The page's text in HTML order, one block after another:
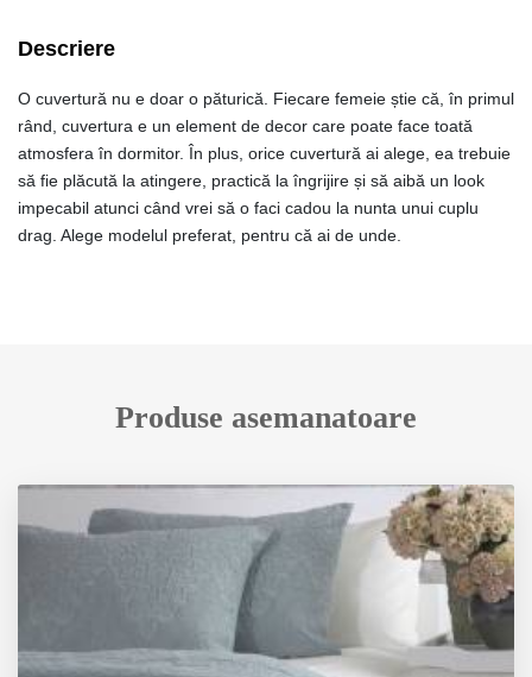
Descriere
O cuvertură nu e doar o păturică. Fiecare femeie știe că, în primul
rând, cuvertura e un element de decor care poate face toată
atmosfera în dormitor. În plus, orice cuvertură ai alege, ea trebuie
să fie plăcută la atingere, practică la îngrijire și să aibă un look
impecabil atunci când vrei să o faci cadou la nunta unui cuplu
drag. Alege modelul preferat, pentru că ai de unde.
Produse asemanatoare